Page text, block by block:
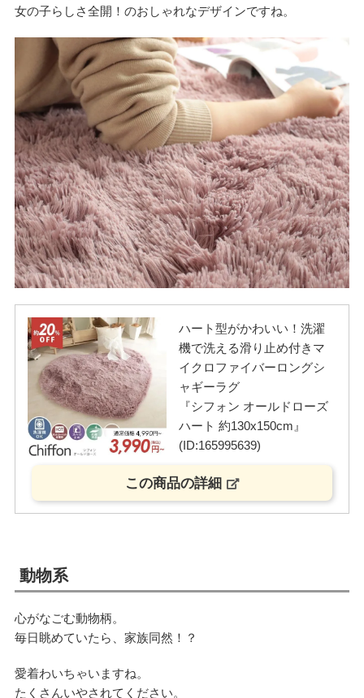
女の子らしさ全開！のおしゃれなデザインですね。
ハート型がかわいい！洗濯
機で洗える滑り止め付きマ
イクロファイバーロングシ
ャギーラグ
『シフォン オールドローズ
ハート 約130x150cm』
(ID:165995639)
この商品の詳細
動物系
心がなごむ動物柄。
毎日眺めていたら、家族同然！？
愛着わいちゃいますね。
たくさんいやされてください。